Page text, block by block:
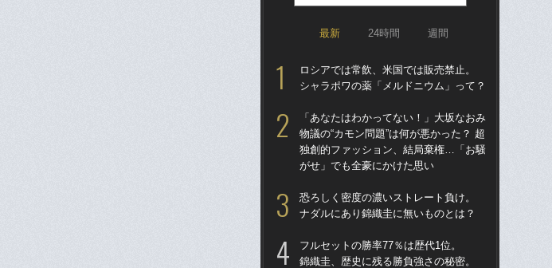
最新 24時間 週間
ロシアでは常飲、米国では販売禁止。
シャラポワの薬「メルドニウム」って？
「あなたはわかってない！」大坂なおみ
物議の“カモン問題”は何が悪かった？ 超
独創的ファッション、結局棄権…「お騒
がせ」でも全豪にかけた思い
恐ろしく密度の濃いストレート負け。
ナダルにあり錦織圭に無いものとは？
フルセットの勝率77％は歴代1位。
錦織圭、歴史に残る勝負強さの秘密。